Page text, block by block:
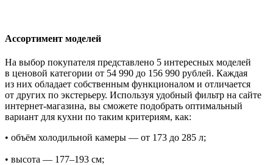
Ассортимент моделей
На выбор покупателя представлено 5 интересных моделей
в ценовой категории от 54 990 до 156 990 рублей. Каждая
из них обладает собственным функционалом и отличается
от других по экстерьеру. Используя удобный фильтр на сайте
интернет-магазина, вы сможете подобрать оптимальный
вариант для кухни по таким критериям, как:
• объём холодильной камеры — от 173 до 285 л;
• высота — 177‒193 см;